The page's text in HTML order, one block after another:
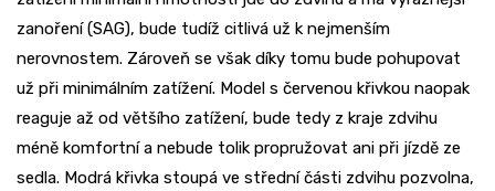
zanoření (SAG), bude tudíž citlivá už k nejmenším
nerovnostem. Zároveň se však díky tomu bude pohupovat
už při minimálním zatížení. Model s červenou křivkou naopak
reaguje až od většího zatížení, bude tedy z kraje zdvihu
méně komfortní a nebude tolik propružovat ani při jízdě ze
sedla. Modrá křivka stoupá ve střední části zdvihu pozvolna,